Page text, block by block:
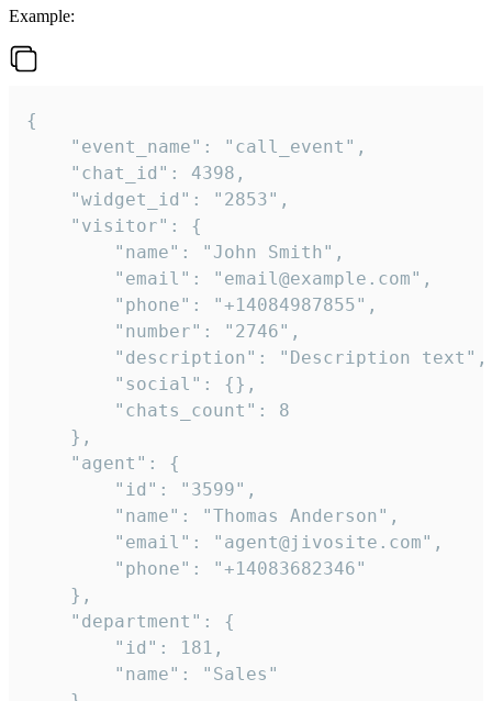
Example:
{
    "event_name": "call_event",
    "chat_id": 4398,
    "widget_id": "2853",
    "visitor": {
        "name": "John Smith",
        "email": "email@example.com",
        "phone": "+14084987855",
        "number": "2746",
        "description": "Description text",
        "social": {},
        "chats_count": 8
    },
    "agent": {
        "id": "3599",
        "name": "Thomas Anderson",
        "email": "agent@jivosite.com",
        "phone": "+14083682346"
    },
    "department": {
        "id": 181,
        "name": "Sales"